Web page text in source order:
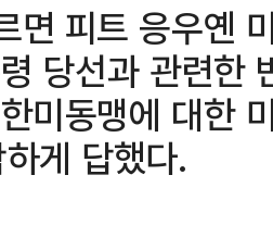
면 피트 응우옌
당선과 관련한
미동맹에 대한
게 답했다.